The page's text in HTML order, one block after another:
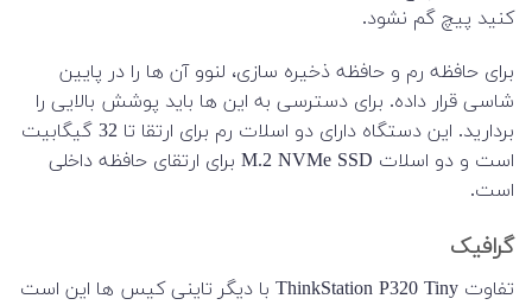
کنید پیچ گم نشود.
برای حافظه رم و حافظه ذخیره سازی، لنوو آن ها را در پایین
شاسی قرار داده. برای دسترسی به این ها باید پوشش بالایی را
بردارید. این دستگاه دارای دو اسلات رم برای ارتقا تا 32 گیگابیت
است و دو اسلات M.2 NVMe SSD برای ارتقای حافظه داخلی
است.
گرافیک
تفاوت ThinkStation P320 Tiny با دیگر تاینی کیس ها این است